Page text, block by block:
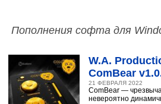
Пополнения софта для
W.A.
ComBear
21 ФЕВРАЛЯ 2022
ComBear —
невероятно